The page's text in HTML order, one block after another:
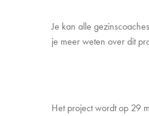
Je kan alle
je meer weten over dit
Het project wordt op 29